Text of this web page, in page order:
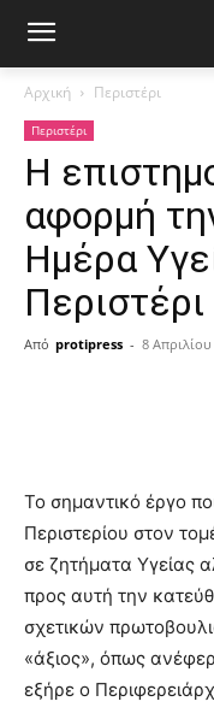
Αρχική Περιστέρι
Περιστέρι
H
αφορμή
Ημέρα
Περιστέρι
Από protipress - 8
Το σημαντικό έργο
Περιστερίου στον
σε ζητήματα Υγείας
προς αυτή την
σχετικών
«άξιος», όπως
εξήρε ο